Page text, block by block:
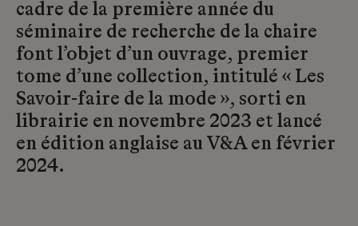
cadre de la première année du
séminaire de recherche de la chaire
font l’objet d’un ouvrage, premier
tome d’une collection, intitulé « Les
Savoir-faire de la mode », sorti en
librairie en novembre 2023 et lancé
en édition anglaise au V&A en février
2024.